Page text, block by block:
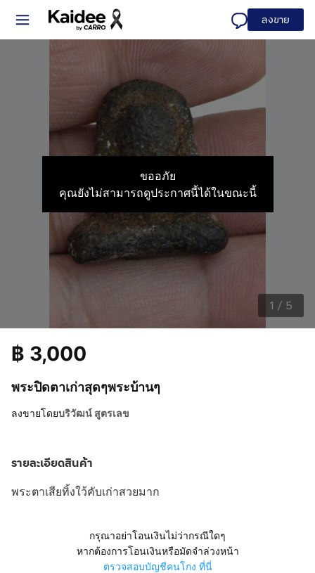
ลงขาย
ขออภัย
คุณยังไม่สามารถดูประกาศนี้ได้ในขณะนี้
1 / 5
พระปิดตาเก่าสุดๆพระบ้านๆ
฿ 3,000
ลงขายโดยบริวัฒน์ สูตรเลข
รายละเอียดสินค้า
พระตาเสียทิ้งใว้คับเก่าสวยมาก
กรุณาอย่าโอนเงินไม่ว่ากรณีใดๆ
หากต้องการโอนเงินหรือมัดจำล่วงหน้า
ตรวจสอบบัญชีคนโกง ที่นี่